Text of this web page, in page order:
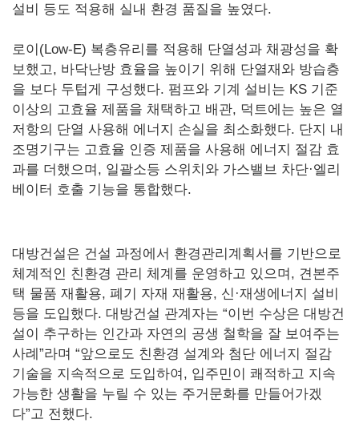
설비 등도 적용해 실내 환경 품질을 높였다.
로이(Low-E) 복층유리를 적용해 단열성과 채광성을 확
보했고, 바닥난방 효율을 높이기 위해 단열재와 방습층
을 보다 두텁게 구성했다. 펌프와 기계 설비는 KS 기준
이상의 고효율 제품을 채택하고 배관, 덕트에는 높은 열
저항의 단열 사용해 에너지 손실을 최소화했다. 단지 내
조명기구는 고효율 인증 제품을 사용해 에너지 절감 효
과를 더했으며, 일괄소등 스위치와 가스밸브 차단·엘리
베이터 호출 기능을 통합했다.
대방건설은 건설 과정에서 환경관리계획서를 기반으로
체계적인 친환경 관리 체계를 운영하고 있으며, 견본주
택 물품 재활용, 폐기 자재 재활용, 신·재생에너지 설비
등을 도입했다. 대방건설 관계자는 “이번 수상은 대방건
설이 추구하는 인간과 자연의 공생 철학을 잘 보여주는
사례”라며 “앞으로도 친환경 설계와 첨단 에너지 절감
기술을 지속적으로 도입하여, 입주민이 쾌적하고 지속
가능한 생활을 누릴 수 있는 주거문화를 만들어가겠
다”고 전했다.